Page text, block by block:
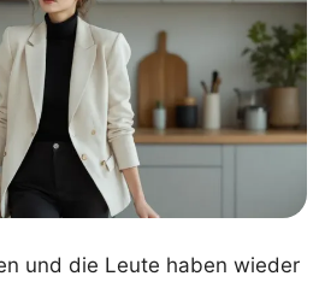
und die Leute haben wieder